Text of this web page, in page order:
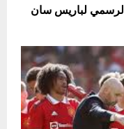
لباريس سان